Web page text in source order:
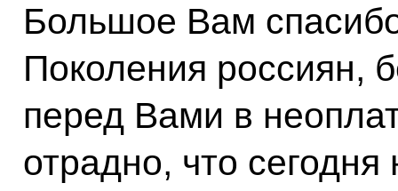
Большое Вам
Поколения россиян,
перед Вами в
отрадно, что